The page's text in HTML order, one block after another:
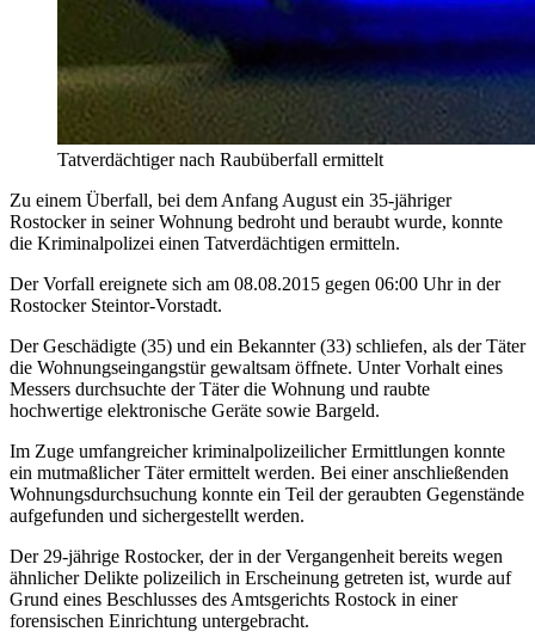
Tatverdächtiger nach Raubüberfall ermittelt
Zu einem Überfall, bei dem Anfang August ein 35-jähriger
Rostocker in seiner Wohnung bedroht und beraubt wurde, konnte
die Kriminalpolizei einen Tatverdächtigen ermitteln.
Der Vorfall ereignete sich am 08.08.2015 gegen 06:00 Uhr in der
Rostocker Steintor-Vorstadt.
Der Geschädigte (35) und ein Bekannter (33) schliefen, als der Täter
die Wohnungseingangstür gewaltsam öffnete. Unter Vorhalt eines
Messers durchsuchte der Täter die Wohnung und raubte
hochwertige elektronische Geräte sowie Bargeld.
Im Zuge umfangreicher kriminalpolizeilicher Ermittlungen konnte
ein mutmaßlicher Täter ermittelt werden. Bei einer anschließenden
Wohnungsdurchsuchung konnte ein Teil der geraubten Gegenstände
aufgefunden und sichergestellt werden.
Der 29-jährige Rostocker, der in der Vergangenheit bereits wegen
ähnlicher Delikte polizeilich in Erscheinung getreten ist, wurde auf
Grund eines Beschlusses des Amtsgerichts Rostock in einer
forensischen Einrichtung untergebracht.